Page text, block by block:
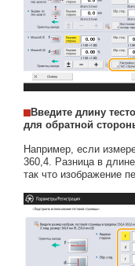
Введите длину
для обратной
Например, если
360,4. Разница в
так что изображение